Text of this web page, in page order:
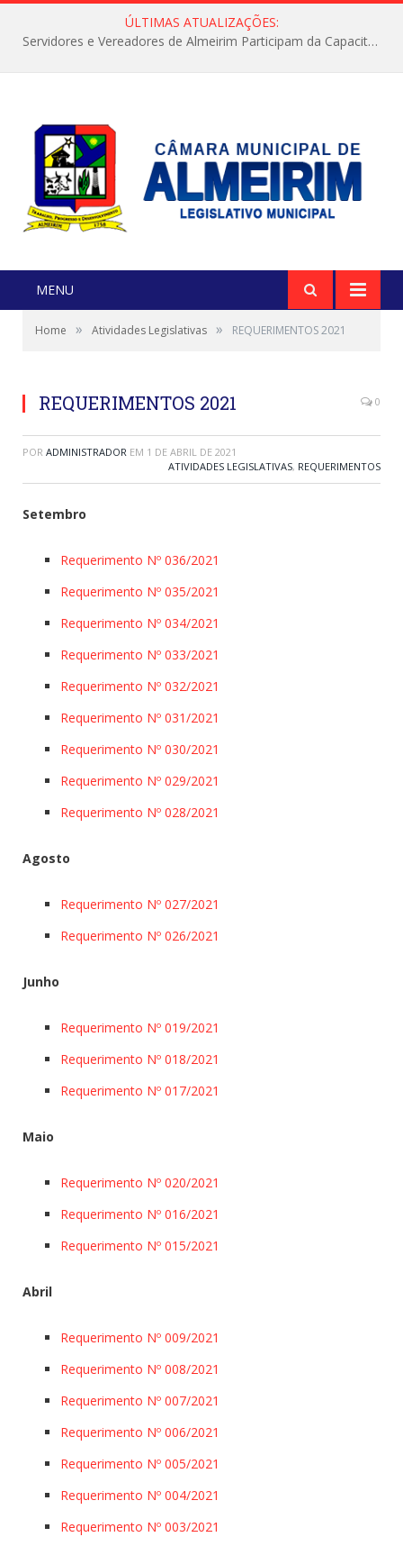
ÚLTIMAS ATUALIZAÇÕES:
Servidores e Vereadores de Almeirim Participam da Capacitação “Orientar é a Nossa Missão”
MENU
Home » Atividades Legislativas » REQUERIMENTOS 2021
REQUERIMENTOS 2021 0
POR ADMINISTRADOR EM 1 DE ABRIL DE 2021
ATIVIDADES LEGISLATIVAS, REQUERIMENTOS
Setembro
Requerimento Nº 036/2021
Requerimento Nº 035/2021
Requerimento Nº 034/2021
Requerimento Nº 033/2021
Requerimento Nº 032/2021
Requerimento Nº 031/2021
Requerimento Nº 030/2021
Requerimento Nº 029/2021
Requerimento Nº 028/2021
Agosto
Requerimento Nº 027/2021
Requerimento Nº 026/2021
Junho
Requerimento Nº 019/2021
Requerimento Nº 018/2021
Requerimento Nº 017/2021
Maio
Requerimento Nº 020/2021
Requerimento Nº 016/2021
Requerimento Nº 015/2021
Abril
Requerimento Nº 009/2021
Requerimento Nº 008/2021
Requerimento Nº 007/2021
Requerimento Nº 006/2021
Requerimento Nº 005/2021
Requerimento Nº 004/2021
Requerimento Nº 003/2021